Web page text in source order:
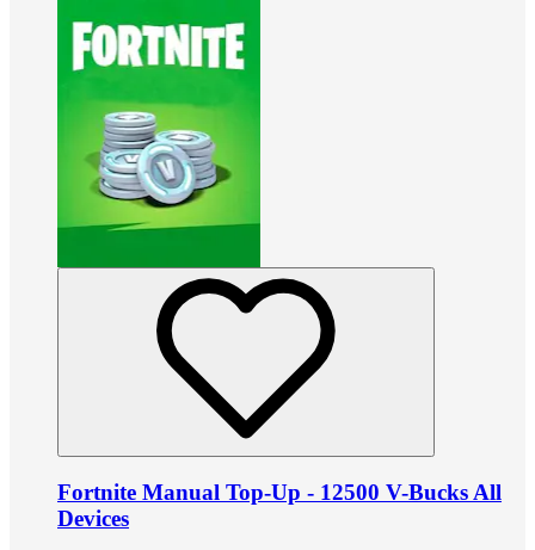
Fortnite Manual Top-Up - 12500 V-Bucks All
Devices